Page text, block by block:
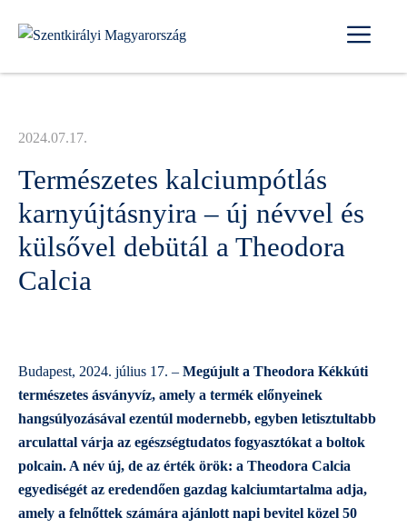
Természetes kalciumpótlás
karnyújtásnyira – új névvel és
külsővel debütál a Theodora
Calcia
2024.07.17.
Budapest, 2024. július 17. – Megújult a Theodora Kékkúti
természetes ásványvíz, amely a termék előnyeinek
hangsúlyozásával ezentúl modernebb, egyben letisztultabb
arculattal várja az egészségtudatos fogyasztókat a boltok
polcain. A név új, de az érték örök: a Theodora Calcia
egyediségét az eredendően gazdag kalciumtartalma adja,
amely a felnőttek számára ajánlott napi bevitel közel 50